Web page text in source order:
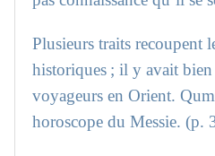
Plusieurs traits recoupent
historiques ; il y avait bien
voyageurs en Orient.
horoscope du Messie. (p.